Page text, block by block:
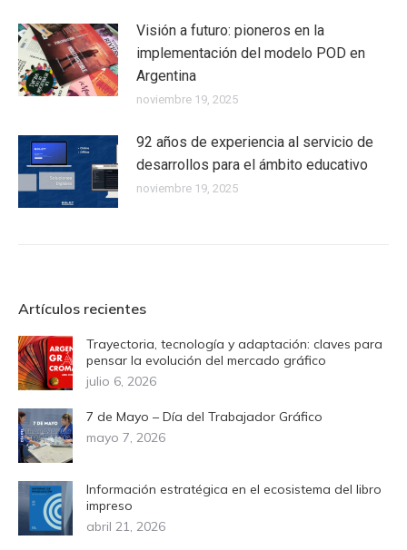
Visión a futuro: pioneros en la
implementación del modelo POD en
Argentina
noviembre 19, 2025
92 años de experiencia al servicio de
desarrollos para el ámbito educativo
noviembre 19, 2025
Artículos recientes
Trayectoria, tecnología y adaptación: claves para
pensar la evolución del mercado gráfico
julio 6, 2026
7 de Mayo – Día del Trabajador Gráfico
mayo 7, 2026
Información estratégica en el ecosistema del libro
impreso
abril 21, 2026